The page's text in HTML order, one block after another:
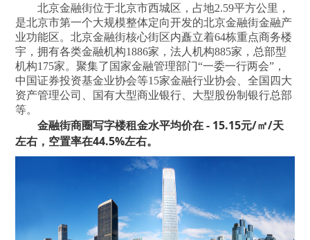
北京金融街位于北京市西城区，占地2.59平方公里，
是北京市第一个大规模整体定向开发的北京金融街金融产
业功能区。北京金融街核心街区内矗立着64栋重点商务楼
宇，拥有各类金融机构1886家，法人机构885家，总部型
机构175家。聚集了国家金融管理部门“一委一行两会”，
中国证券投资基金业协会等15家金融行业协会、全国四大
资产管理公司、国有大型商业银行、大型股份制银行总部
等。
金融街商圈写字楼租金水平均价在 - 15.15元/㎡/天
左右，空置率在44.5%左右。